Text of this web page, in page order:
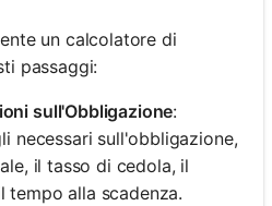
un calcolatore di
passaggi:
sull'Obbligazione:
necessari sull'obbligazione,
il tasso di cedola, il
alla scadenza.